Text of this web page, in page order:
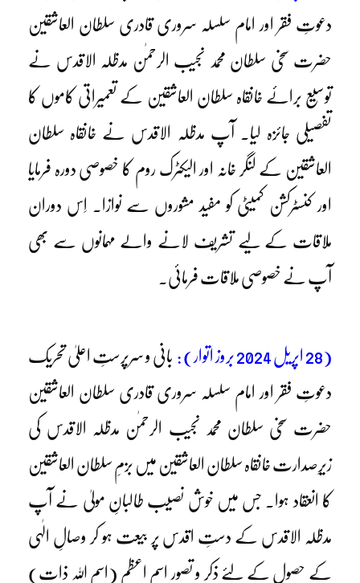
دعوتِ فقر اور امام سلسلہ سروری قادری سلطان العاشقین
حضرت سخی سلطان محمد نجیب الرحمٰن مدظلہ الاقدس نے
توسیع برائے خانقاہ سلطان العاشقین کے تعمیراتی کاموں کا
تفصیلی جائزہ لیا۔ آپ مدظلہ الاقدس نے خانقاہ سلطان
العاشقین کے لنگر خانہ اور الیکٹرک روم کا خصوصی دورہ فرمایا
اور کنسٹرکشن کمیٹی کو مفید مشوروں سے نوازا۔ اِس دوران
ملاقات کے لیے تشریف لانے والے مہمانوں سے بھی
آپ نے خصوصی ملاقات فرمائی۔
(28 اپریل 2024 بروز اتوار) : بانی و سرپرستِ اعلیٰ تحریک
دعوتِ فقر اور امام سلسلہ سروری قادری سلطان العاشقین
حضرت سخی سلطان محمد نجیب الرحمٰن مدظلہ الاقدس کی
زیرِصدارت خانقاہ سلطان العاشقین میں بزمِ سلطان العاشقین
کا انعقاد ہوا۔ جس میں خوش نصیب طالبانِ مولیٰ نے آپ
مدظلہ الاقدس کے دستِ اقدس پر بیعت ہو کر وصالِ الٰہی
کے حصول کے لئے ذکر و تصور اسمِ اعظم (اسمِ اللہ ذات)